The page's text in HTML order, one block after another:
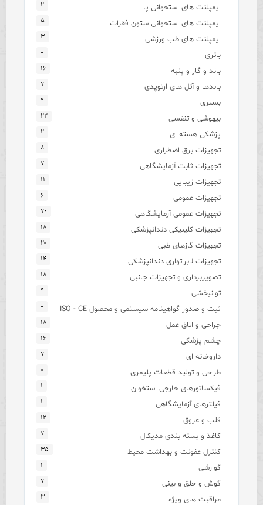
ایمپلنت های استخوانی پا ۲
ایمپلنت های استخوانی ستون فقرات ۵
ایمپلنت های طب ورزشی ۳
باتری ۰
باند و گاز و پنبه ۱۶
باندها و آتل های ارتوپدی ۷
بستری ۹
بیهوشی و تنفسی ۲۲
پزشکی هسته ای ۲
تجهیزات برق اضطراری ۸
تجهیزات ثابت آزمایشگاهی ۷
تجهیزات زیبایی ۱۱
تجهیزات عمومی ۶
تجهیزات عمومی آزمایشگاهی ۷۰
تجهیزات کلینیکی دندانپزشکی ۱۸
تجهیزات گازهای طبی ۲۰
تجهیزات لابراتواری دندانپزشکی ۱۴
تصویربرداری و تجهیزات جانبی ۱۸
توانبخشی ۹
ثبت و صدور گواهینامه سیستمی و محصول ISO - CE ۰
جراحی و اتاق عمل ۱۸
چشم پزشکی ۱۶
داروخانه ای ۷
طراحی و تولید قطعات پلیمری ۰
فیکساتورهای خارجی استخوان ۱
فیلترهای آزمایشگاهی ۱
قلب و عروق ۱۲
کاغذ و بسته بندی مدیکال ۷
کنترل عفونت و بهداشت محیط ۳۵
گوارشی ۱
گوش و حلق و بینی ۷
مراقبت های ویژه ۳